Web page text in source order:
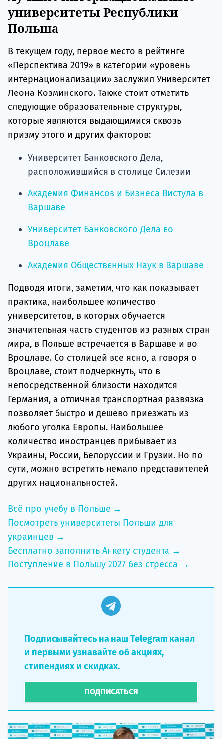
университеты Республики
Польша
В текущем году, первое место в рейтинге
«Перспектива 2019» в категории «уровень
интернационализации» заслужил Университет
Леона Козминского. Также стоит отметить
следующие образовательные структуры,
которые являются выдающимися сквозь
призму этого и других факторов:
Университет Банковского Дела,
расположившийся в столице Силезии
Академия Финансов и Бизнеса Вистула в
Варшаве
Университет Банковского Дела во
Вроцлаве
Академия Общественных Наук в Варшаве
Подводя итоги, заметим, что как показывает
практика, наибольшее количество
университетов, в которых обучается
значительная часть студентов из разных стран
мира, в Польше встречается в Варшаве и во
Вроцлаве. Со столицей все ясно, а говоря о
Вроцлаве, стоит подчеркнуть, что в
непосредственной близости находится
Германия, а отличная транспортная развязка
позволяет быстро и дешево приезжать из
любого уголка Европы. Наибольшее
количество иностранцев прибывает из
Украины, России, Белоруссии и Грузии. Но по
сути, можно встретить немало представителей
других национальностей.
Всё про учебу в Польше →
Посмотреть университеты Польши для
украинцев →
Бесплатно заполнить Анкету студента →
Поступление в Польшу 2027 без стресса →
Подписывайтесь на наш Telegram канал
и первыми узнавайте об акциях,
стипендиях и скидках.
ПОДПИСАТЬСЯ